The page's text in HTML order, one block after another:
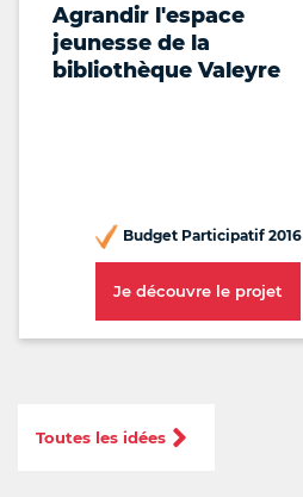
Agrandir l'espace
jeunesse de la
bibliothèque Valeyre
Budget Participatif 2016
Je découvre le projet
Toutes les idées